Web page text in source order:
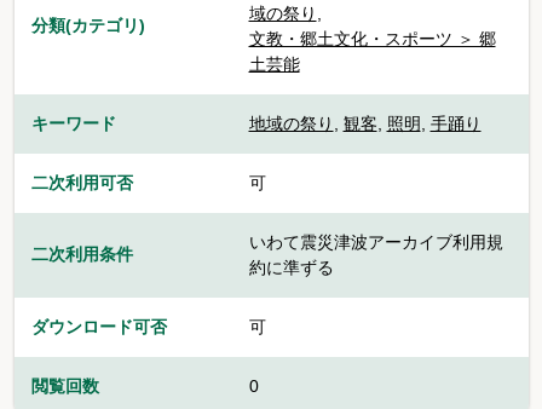
分類(カテゴリ)
域の祭り ,
文教・郷土文化・スポーツ ＞ 郷
土芸能
キーワード 地域の祭り , 観客, 照明, 手踊り
二次利用可否 可
二次利用条件
いわて震災津波アーカイブ利用規
約に準ずる
ダウンロード可否 可
閲覧回数 0